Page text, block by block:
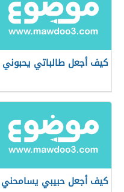
كيف أجعل طالباتي يحبوني
كيف أجعل حبيبي يسامحني